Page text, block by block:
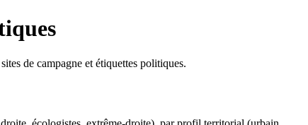
de campagne et étiquettes politiques.